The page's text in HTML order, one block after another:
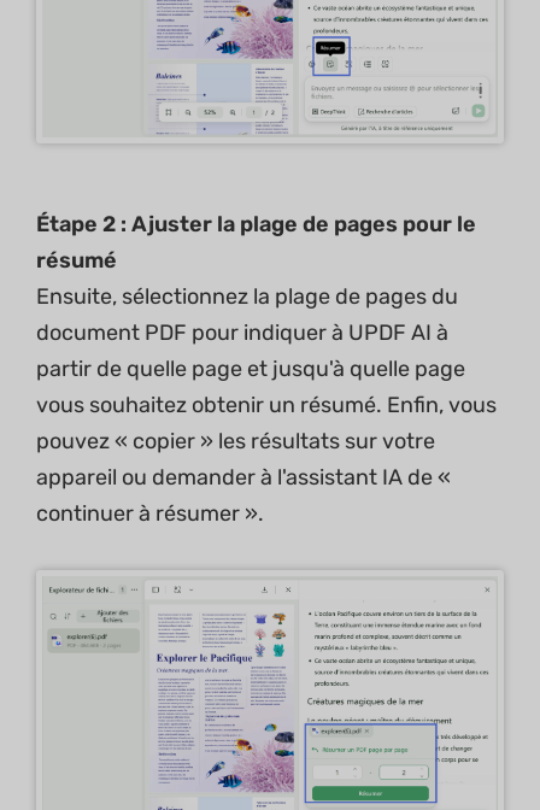
Étape 2 : Ajuster la plage de pages pour le
résumé
Ensuite, sélectionnez la plage de pages du
document PDF pour indiquer à UPDF AI à
partir de quelle page et jusqu'à quelle page
vous souhaitez obtenir un résumé. Enfin, vous
pouvez « copier » les résultats sur votre
appareil ou demander à l'assistant IA de «
continuer à résumer ».